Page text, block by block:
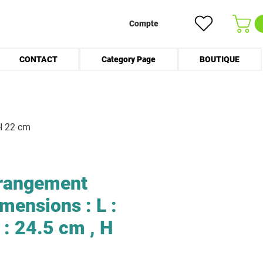
Compte
CONTACT Category Page BOUTIQUE
22 cm
: L :
24.5 cm , H